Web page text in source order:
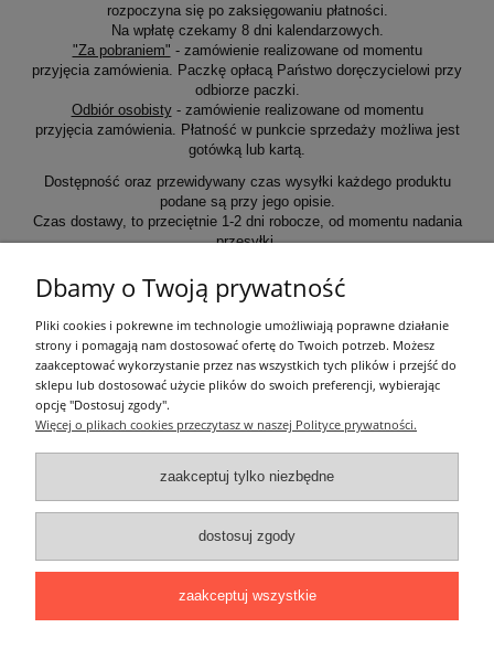
rozpoczyna się po zaksięgowaniu płatności.
Na wpłatę czekamy 8 dni kalendarzowych.
"Za pobraniem" - zamówienie realizowane od momentu
przyjęcia zamówienia. Paczkę opłacą Państwo doręczycielowi przy
odbiorze paczki.
Odbiór osobisty- zamówienie realizowane od momentu
przyjęcia zamówienia. Płatność w punkcie sprzedaży możliwa jest
gotówką lub kartą.
Dostępność oraz przewidywany czas wysyłki każdego produktu
podane są przy jego opisie.
Czas dostawy, to przeciętnie 1-2 dni robocze, od momentu nadania
przesyłki.
Informacje ogólne
Zakupy
Moje konto
Pozostałe
Łatwy dojazd z Sopotu, Gdańska i Gdyni - przekonaj się i kup również na
miejscu!
ONELED, ul. Kasprowicza 4, 83-000 Pruszcz Gdański
e-mail: biuro@oneled.pl | tel.: 511-711-113 | tel.: 511-115-157 | tel.: 511-711-
Dbamy o Twoją prywatność
Pliki cookies i pokrewne im technologie umożliwiają poprawne działanie
strony i pomagają nam dostosować ofertę do Twoich potrzeb. Możesz
zaakceptować wykorzystanie przez nas wszystkich tych plików i przejść do
sklepu lub dostosować użycie plików do swoich preferencji, wybierając
opcję "Dostosuj zgody".
Więcej o plikach cookies przeczytasz w naszej Polityce prywatności.
zaakceptuj tylko niezbędne
dostosuj zgody
zaakceptuj wszystkie